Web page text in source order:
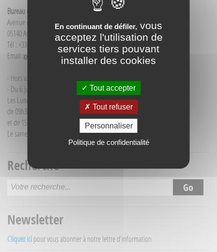
Bureau d'Informations touristiques Aspres-sur-Buëch
Avenue de la Gare
05140 Aspres-sur-Buëch - France
Tél : +33(0)4 92 58 68 88
Email :contact@sources-du-buech.com
- Hors vacances d'été : mardi de 9h30 à 12h00
- Du 6 juillet au 30 août :
Les Lundi et Mercredi
de 09h30 à 12h30
et de 15h30 à 18h00
Le samedi matin de 09h30 à 12h30
Recherche
Newsletter
Cliquez ici pour vous abonner à notre lettre d'information
En continuant de défiler, vous
acceptez l'utilisation de
services tiers pouvant
installer des cookies
Tout accepter
Tout refuser
Personnaliser
Politique de confidentialité